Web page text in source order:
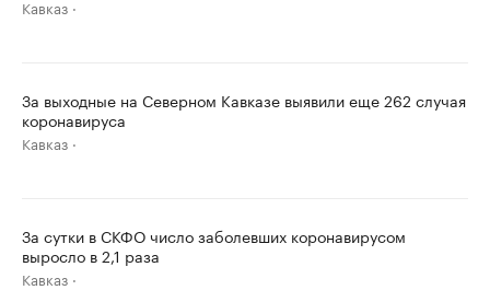
Кавказ
За выходные на Северном Кавказе выявили еще 262 случая
коронавируса
Кавказ
За сутки в СКФО число заболевших коронавирусом
выросло в 2,1 раза
Кавказ